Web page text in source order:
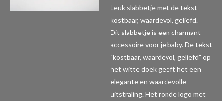
Leuk slabbetje met de tekst
kostbaar, waardevol, geliefd.
Dit slabbetje is een charmant
accessoire voor je baby. De tekst
"kostbaar, waardevol, geliefd" op
het witte doek geeft het een
elegante en waardevolle
uitstraling. Het ronde logo met